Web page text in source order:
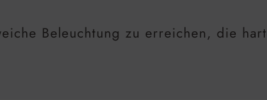
Beleuchtung zu erreichen, die